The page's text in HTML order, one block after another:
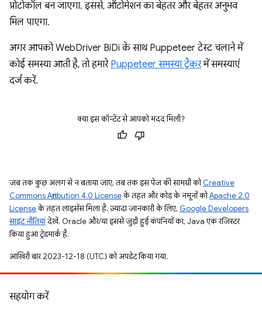
प्रोटोकॉल बन जाएगा. इससे, ऑटोमेशन का बेहतर और बेहतर अनुभव
मिल पाएगा.
अगर आपको WebDriver BiDi के साथ Puppeteer टेस्ट चलाने में
कोई समस्या आती है, तो हमारे Puppeteer समस्या ट्रैकरमें समस्याएं
दर्ज करें.
क्या इस कॉन्टेंट से आपको मदद मिली?
जब तक कुछ अलग से न बताया जाए, तब तक इस पेज की सामग्री कोCreative
Commons Attribution 4.0 Licenseके तहत और कोड के नमूनों कोApache 2.0
Licenseके तहत लाइसेंस मिला है. ज़्यादा जानकारी के लिए, Google Developers
साइट नीतियांदेखें. Oracle और/या इससे जुड़ी हुई कंपनियों का, Java एक रजिस्टर
किया हुआ ट्रेडमार्क है.
आखिरी बार 2023-12-18 (UTC) को अपडेट किया गया.
सहयोग करें